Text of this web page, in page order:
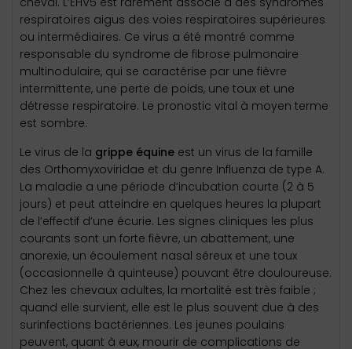
respiratoires aigus des voies respiratoires supérieures
ou intermédiaires. Ce virus a été montré comme
responsable du syndrome de fibrose pulmonaire
multinodulaire, qui se caractérise par une fièvre
intermittente, une perte de poids, une toux et une
détresse respiratoire. Le pronostic vital à moyen terme
est sombre.
Le virus de la grippe équine est un virus de la famille
des Orthomyxoviridae et du genre Influenza de type A.
La maladie a une période d’incubation courte (2 à 5
jours) et peut atteindre en quelques heures la plupart
de l’effectif d’une écurie. Les signes cliniques les plus
courants sont un forte fièvre, un abattement, une
anorexie, un écoulement nasal séreux et une toux
(occasionnelle à quinteuse) pouvant être douloureuse.
Chez les chevaux adultes, la mortalité est très faible ;
quand elle survient, elle est le plus souvent due à des
surinfections bactériennes. Les jeunes poulains
peuvent, quant à eux, mourir de complications de